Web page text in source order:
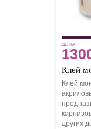
ЦЕНА
Клей
Клей
других